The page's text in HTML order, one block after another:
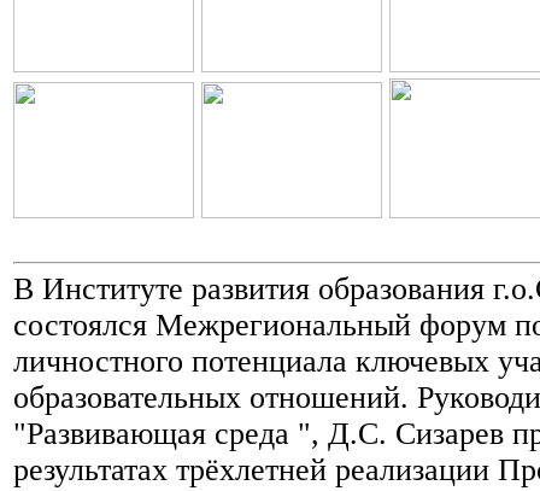
В Институте развития образования
состоялся Межрегиональный форум
личностного потенциала ключевых
образовательных отношений.
"Развивающая среда ", Д.С. Сизарев
результатах трёхлетней реализации